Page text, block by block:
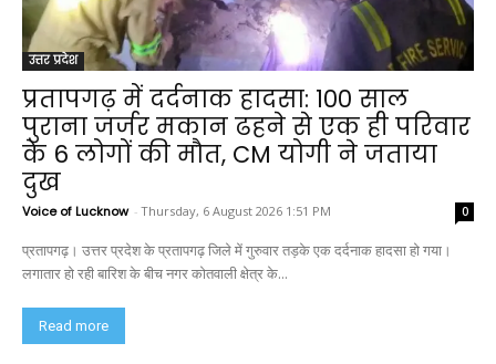
उत्तर प्रदेश
प्रतापगढ़ में दर्दनाक हादसा: 100 साल
पुराना जर्जर मकान ढहने से एक ही परिवार
के 6 लोगों की मौत, CM योगी ने जताया
दुख
Voice of Lucknow - Thursday, 6 August 2026 1:51 PM 0
प्रतापगढ़। उत्तर प्रदेश के प्रतापगढ़ जिले में गुरुवार तड़के एक दर्दनाक हादसा हो गया।
लगातार हो रही बारिश के बीच नगर कोतवाली क्षेत्र के...
Read more